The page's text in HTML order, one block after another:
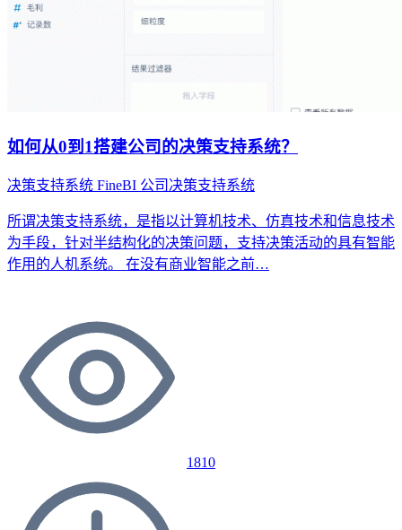
如何从0到1搭建公司的决策支持系统？
决策支持系统 FineBI 公司决策支持系统
所谓决策支持系统，是指以计算机技术、仿真技术和信息技术
为手段，针对半结构化的决策问题，支持决策活动的具有智能
作用的人机系统。 在没有商业智能之前…
1810